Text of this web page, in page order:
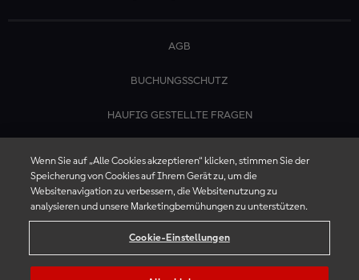
AGB
BUCHUNGSSCHUTZ
HAUFIG GESTELLTE FRAGEN
Wenn Sie auf „Alle Cookies akzeptieren“ klicken, stimmen Sie der
Speicherung von Cookies auf Ihrem Gerät zu, um die
Websitenavigation zu verbessern, die Websitenutzung zu
analysieren und unsere Marketingbemühungen zu unterstützen.
Cookie-Einstellungen